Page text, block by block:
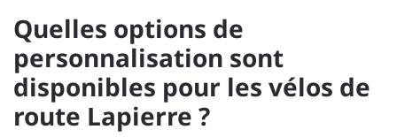
Quelles options de
personnalisation sont
disponibles pour les vélos de
route Lapierre ?